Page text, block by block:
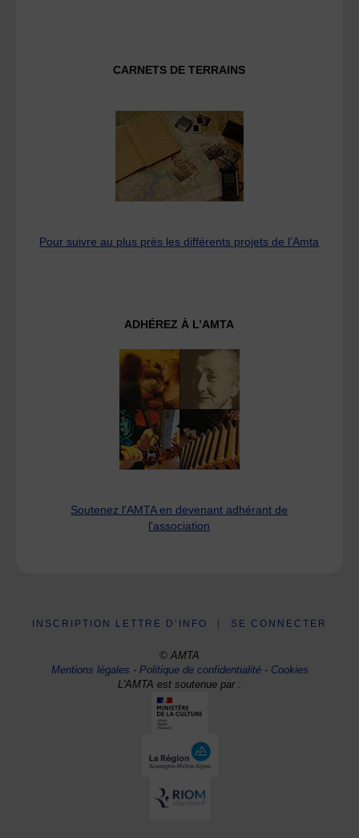
CARNETS DE TERRAINS
Pour suivre au plus près les différents projets de l’Amta
ADHÉREZ À L’AMTA
Soutenez l'AMTA en devenant adhérant de
l'association
INSCRIPTION LETTRE D’INFO SE CONNECTER
© AMTA
Mentions légales -Politique de confidentialité- Cookies
L'AMTA est soutenue par :